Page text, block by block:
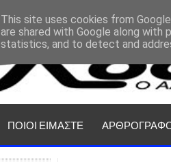
ΠΟΙΟΙ ΕΙΜΑΣΤΕ
This site uses cookies from
are shared with Google along
statistics, and to detect and